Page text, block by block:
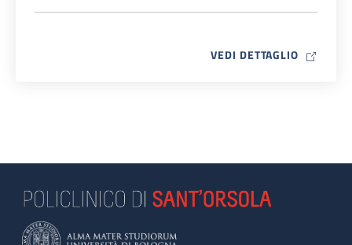
VEDI DETTAGLIO MAP ICON